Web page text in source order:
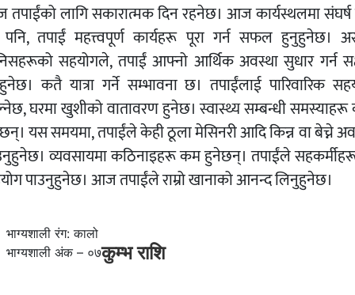
लागि सकारात्मक दिन रहनेछ। आज कार्यस्थलमा संघर्ष
तपाईं महत्त्वपूर्ण कार्यहरू पूरा गर्न सफल हुनुहुनेछ।
सहयोगले, तपाईं आफ्नो आर्थिक अवस्था सुधार गर्न
कतै यात्रा गर्ने सम्भावना छ। तपाईंलाई पारिवारिक
घरमा खुशीको वातावरण हुनेछ। स्वास्थ्य सम्बन्धी
यस समयमा, तपाईंले केही ठूला मेसिनरी आदि किन्न वा बेच्ने
व्यवसायमा कठिनाइहरू कम हुनेछन्। तपाईंले
पाउनुहुनेछ। आज तपाईंले राम्रो खानाको आनन्द लिनुहुनेछ।
भाग्यशाली रंग: कालो
भाग्यशाली अंक – ०७कुम्भ राशि